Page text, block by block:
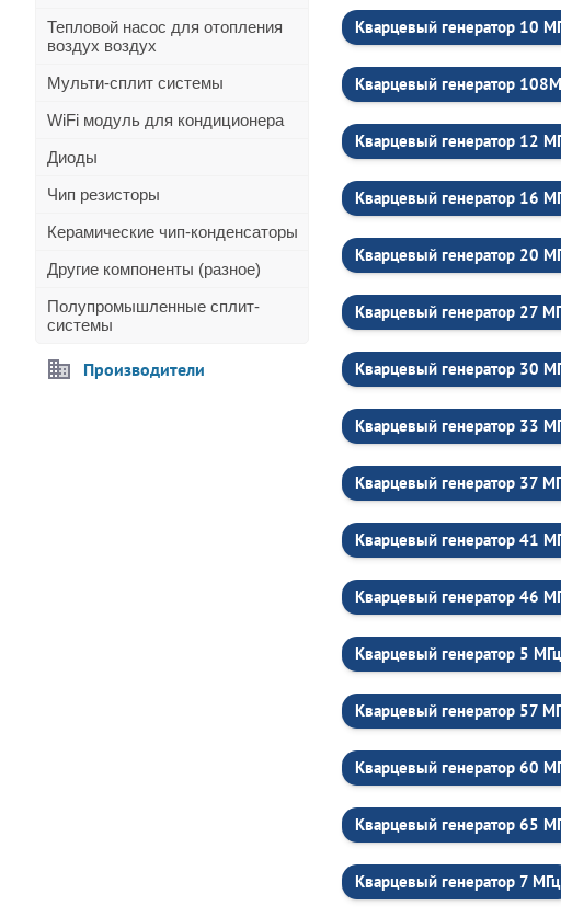
Тепловой насос для отопления
воздух воздух
Мульти-сплит системы
WiFi модуль для кондиционера
Диоды
Чип резисторы
Керамические чип-конденсаторы
Другие компоненты (разное)
Полупромышленные сплит-
системы
Производители
Кварцевый генератор 10
Кварцевый генератор
Кварцевый генератор 12
Кварцевый генератор 16
Кварцевый генератор 20
Кварцевый генератор 27
Кварцевый генератор 30
Кварцевый генератор 33
Кварцевый генератор 37
Кварцевый генератор 41
Кварцевый генератор 46
Кварцевый генератор 5 МГц
Кварцевый генератор 57
Кварцевый генератор 60
Кварцевый генератор 65
Кварцевый генератор 7 МГц